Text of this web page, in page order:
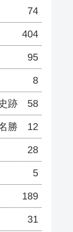
74
404
95
8
跡 58
勝 12
28
5
189
31